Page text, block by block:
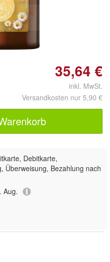
zum
35,64 €
inkl. MwSt.
Versandkosten nur 5,90 €
Debitkarte,
Überweisung, Bezahlung nach
Aug.